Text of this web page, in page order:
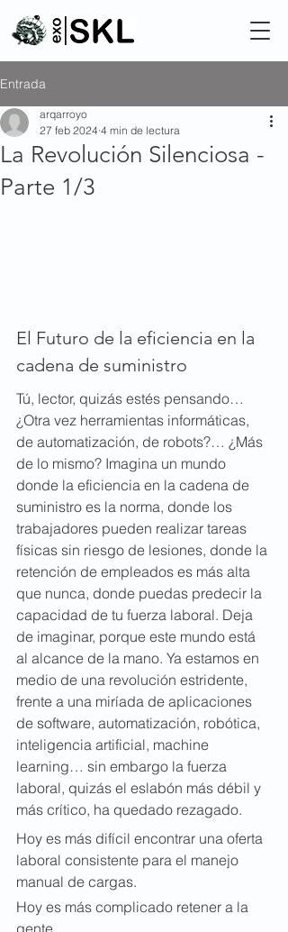
Entrada
La Revolución Silenciosa -
Parte 1/3
arqarroyo
27 feb 2024 4 min de lectura
El Futuro de la eficiencia en la
cadena de suministro
Tú, lector, quizás estés pensando…
¿Otra vez herramientas informáticas,
de automatización, de robots?… ¿Más
de lo mismo? Imagina un mundo
donde la eficiencia en la cadena de
suministro es la norma, donde los
trabajadores pueden realizar tareas
físicas sin riesgo de lesiones, donde la
retención de empleados es más alta
que nunca, donde puedas predecir la
capacidad de tu fuerza laboral. Deja
de imaginar, porque este mundo está
al alcance de la mano. Ya estamos en
medio de una revolución estridente,
frente a una miríada de aplicaciones
de software, automatización, robótica,
inteligencia artificial, machine
learning… sin embargo la fuerza
laboral, quizás el eslabón más débil y
más crítico, ha quedado rezagado.
Hoy es más difícil encontrar una oferta
laboral consistente para el manejo
manual de cargas.
Hoy es más complicado retener a la
gente.